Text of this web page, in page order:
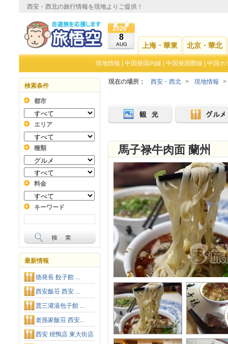
西安・西北の旅行情報を現地よりご提供！
2026
8
AUG 上海・華東 北京・華北
現地情報 中国発国内線 中国発国際線 中国ホ
検索条件
都市
エリア
種類
料金
キーワード
最新情報
徳発長 餃子館 ...
西安飯荘 西安 ...
賈三灌湯包子館 ...
老孫家飯荘 西安...
西安 焼鴨店 東大街店
現在の場所： 西安・西北 > 現地情報 >
馬子禄牛肉面 蘭州